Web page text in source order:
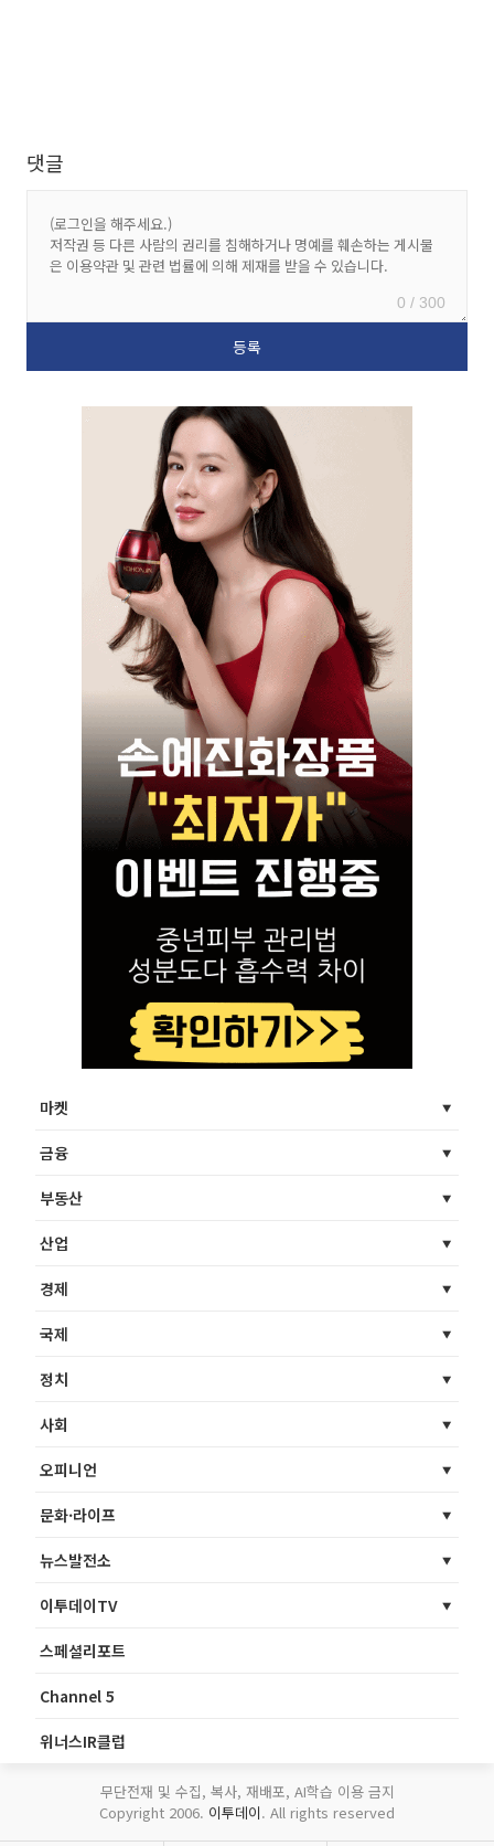
댓글
0 / 300
마켓
금융
부동산
산업
경제
국제
정치
사회
오피니언
문화·라이프
뉴스발전소
이투데이TV
스페셜리포트
Channel 5
위너스IR클럽
무단전재 및 수집, 복사, 재배포, AI학습 이용 금지
Copyright 2006. 이투데이. All rights reserved